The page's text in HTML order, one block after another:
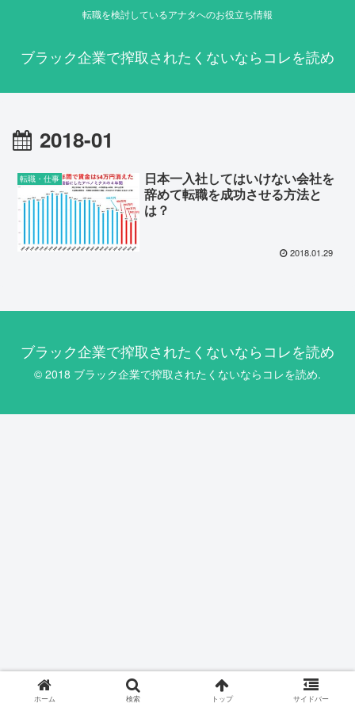
転職を検討しているアナタへのお役立ち情報
ブラック企業で搾取されたくないならコレを読め
2018-01
転職・仕事
日本一入社してはいけない会社を
辞めて転職を成功させる方法と
は？
2018.01.29
ブラック企業で搾取されたくないならコレを読め
© 2018 ブラック企業で搾取されたくないならコレを読め.
ホーム 検索 トップ サイドバー